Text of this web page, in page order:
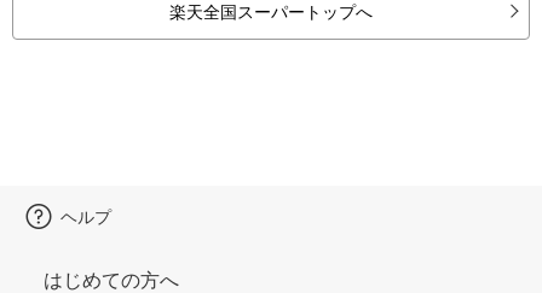
楽天全国スーパートップへ
ヘルプ
はじめての方へ